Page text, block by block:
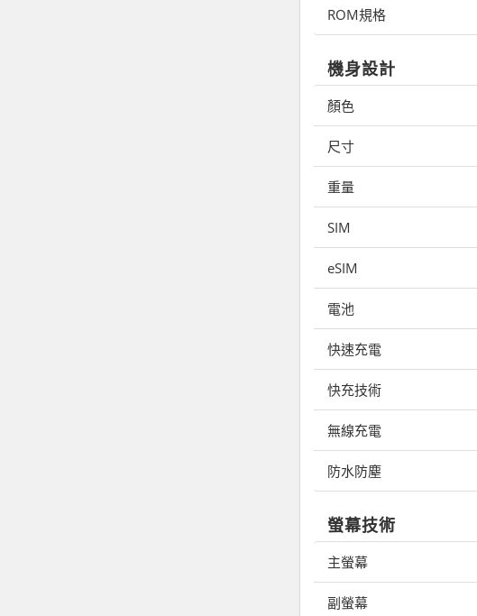
ROM規格
機身設計
顏色
尺寸
重量
SIM
eSIM
電池
快速充電
快充技術
無線充電
防水防塵
螢幕技術
主螢幕
副螢幕